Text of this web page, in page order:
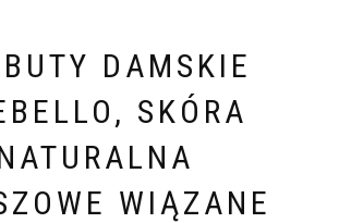
DAMSKIE
SKÓRA
WIĄZANE